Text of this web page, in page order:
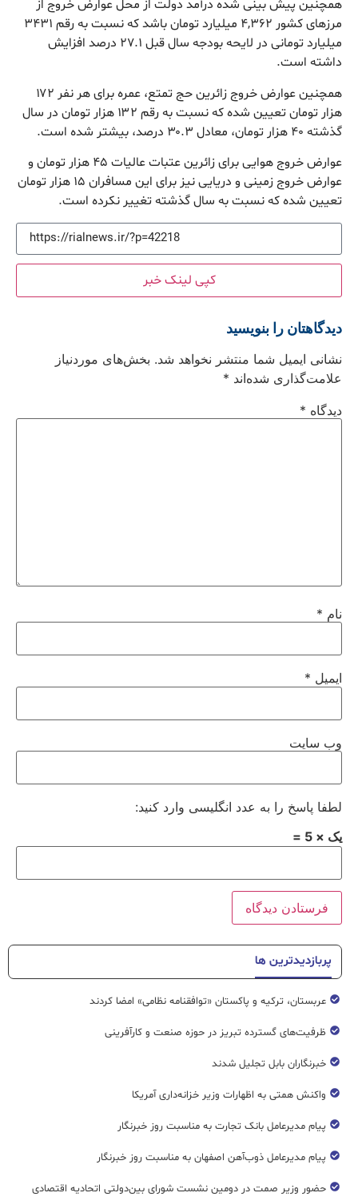
همچنین پیش بینی شده درآمد دولت از محل عوارض خروج از
مرزهای کشور ۴,۳۶۲ میلیارد تومان باشد که نسبت به رقم ۳۴۳۱
میلیارد تومانی در لایحه بودجه سال قبل ۲۷.۱ درصد افزایش
داشته است.
همچنین عوارض خروج زائرین حج تمتع، عمره برای هر نفر ۱۷۲
هزار تومان تعیین شده که نسبت به رقم ۱۳۲ هزار تومان در سال
گذشته ۴۰ هزار تومان، معادل ۳۰.۳ درصد، بیشتر شده است.
عوارض خروج هوایی برای زائرین عتبات عالیات ۴۵ هزار تومان و
عوارض خروج زمینی و دریایی نیز برای این مسافران ۱۵ هزار تومان
تعیین شده که نسبت به سال گذشته تغییر نکرده است.
کپی لینک خبر
دیدگاهتان را بنویسید
نشانی ایمیل شما منتشر نخواهد شد. بخش‌های موردنیاز
علامت‌گذاری شده‌اند *
دیدگاه *
نام *
ایمیل *
وب‌ سایت
لطفا پاسخ را به عدد انگلیسی وارد کنید:
یک × 5 =
پربازدیدترین ها
عربستان، ترکیه و پاکستان «توافقنامه نظامی» امضا کردند
ظرفیت‌های گسترده‌ تبریز در حوزه صنعت و کارآفرینی
خبرنگاران بابل تجلیل شدند
واکنش همتی به اظهارات وزیر خزانه‌داری آمریکا
پیام مدیرعامل بانک تجارت به مناسبت روز خبرنگار
پیام مدیرعامل ذوب‌آهن اصفهان به مناسبت روز خبرنگار
حضور وزیر صمت در دومین نشست شورای بین‌دولتی اتحادیه اقتصادی